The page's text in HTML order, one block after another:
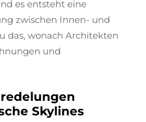
es entsteht eine
zwischen Innen- und
das, wonach Architekten
und
Skylines